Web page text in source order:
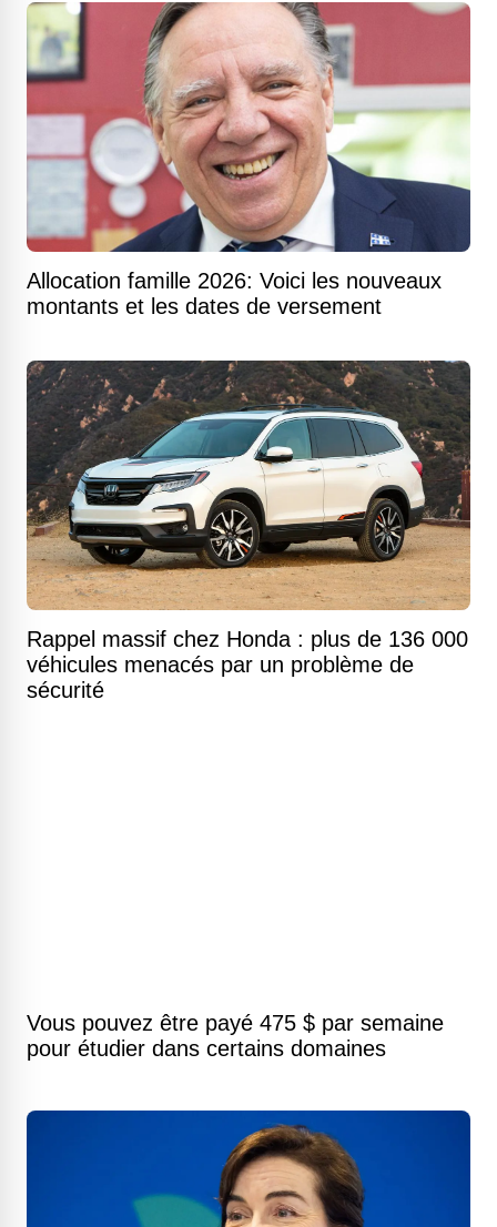
Allocation famille 2026: Voici les nouveaux
montants et les dates de versement
Rappel massif chez Honda : plus de 136 000
véhicules menacés par un problème de
sécurité
Vous pouvez être payé 475 $ par semaine
pour étudier dans certains domaines